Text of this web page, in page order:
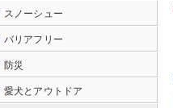
スノーシュー
バリアフリー
防災
愛犬とアウトドア